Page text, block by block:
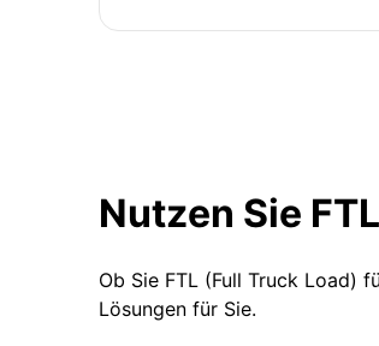
Nutzen Sie
Ob Sie FTL (Full Truck Load)
Lösungen für Sie.